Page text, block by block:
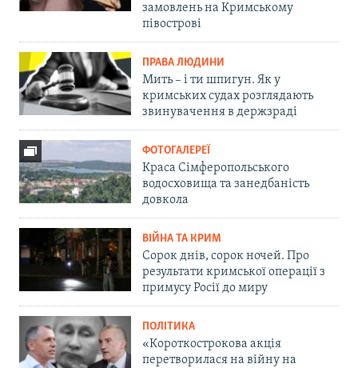
замовлень на Кримському
півострові
ПРАВА ЛЮДИНИ
Мить – і ти шпигун. Як у
кримських судах розглядають
звинувачення в держзраді
ФОТОГАЛЕРЕЇ
Краса Сімферопольського
водосховища та занедбаність
довкола
ВІЙНА ТА КРИМ
Сорок днів, сорок ночей. Про
результати кримської операції з
примусу Росії до миру
ПОЛІТИКА
«Короткострокова акція
перетворилася на війну на